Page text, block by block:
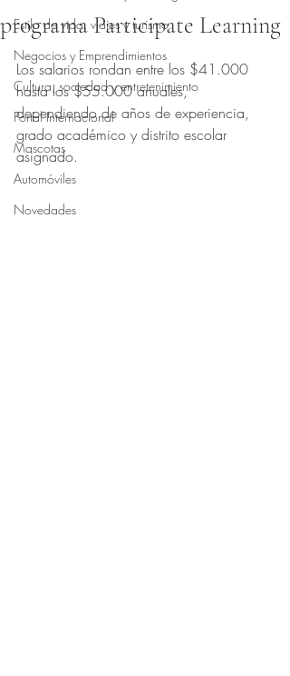
Estilo de vida, viajes y turismo
Negocios y Emprendimientos
Cultura, sociedad y entretenimiento
Portal Internacional
Mascotas
Automóviles
Novedades
programa Participate Learning
Obtuvo NaN de 5 estrellas.
Los salarios rondan entre los $41.000
hasta los $55.000 anuales,
dependiendo de años de experiencia,
grado académico y distrito escolar
asignado.